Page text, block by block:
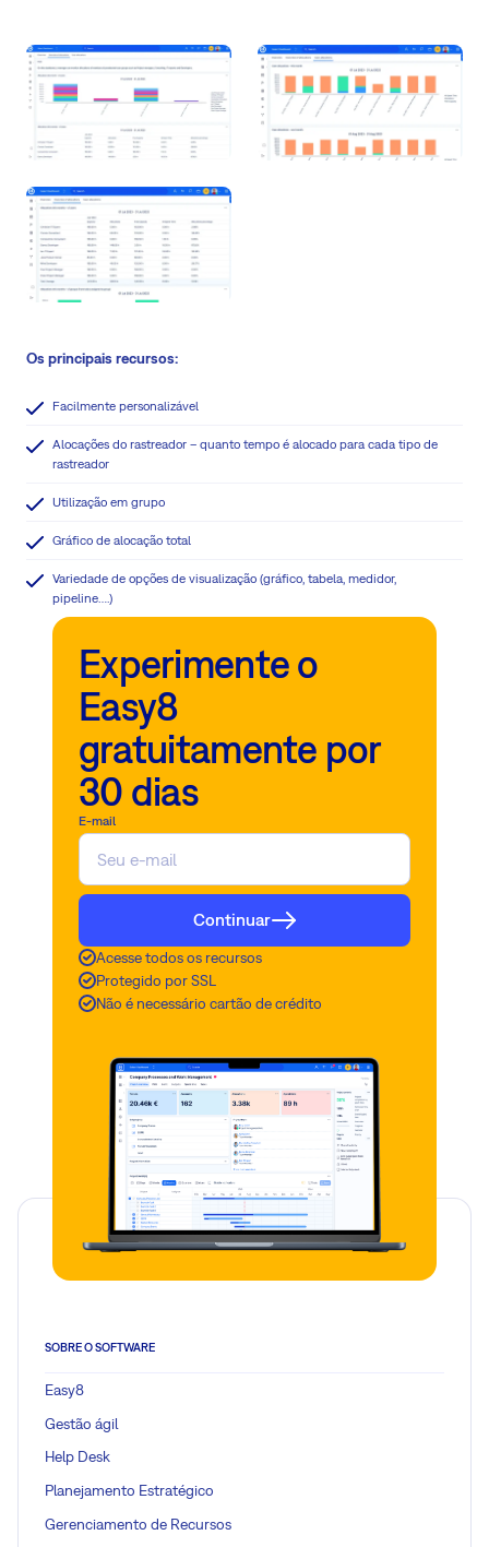
Os principais recursos:
Facilmente personalizável
Alocações do rastreador – quanto tempo é alocado para cada tipo de
rastreador
Utilização em grupo
Gráfico de alocação total
Variedade de opções de visualização (gráfico, tabela, medidor,
pipeline….)
Experimente o
Easy8
gratuitamente por
30 dias
E-mail
Continuar
Acesse todos os recursos
Protegido por SSL
Não é necessário cartão de crédito
SOBRE O SOFTWARE
Easy8
Gestão ágil
Help Desk
Planejamento Estratégico
Gerenciamento de Recursos